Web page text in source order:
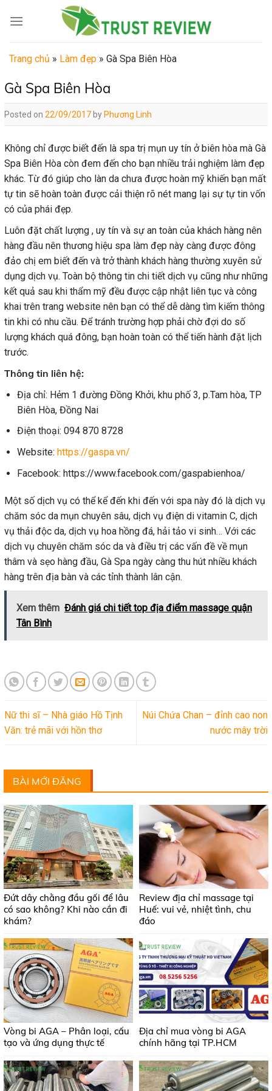
Trang chủ » Làm đẹp » Gà Spa Biên Hòa
Gà Spa Biên Hòa
Posted on 22/09/2017 by Phương Linh
Không chỉ được biết đến là spa trị mụn uy tín ở biên hòa mà Gà
Spa Biên Hòa còn đem đến cho bạn nhiều trải nghiệm làm đẹp
khác. Từ đó giúp cho làn da chưa được hoàn mỹ khiến bạn mất
tự tin sẽ hoàn toàn được cải thiện rõ nét mang lại sự tự tin vốn
có của phái đẹp.
Luôn đặt chất lượng , uy tín và sự an toàn của khách hàng nên
hàng đầu nên thương hiệu spa làm đẹp này càng được đông
đảo chị em biết đến và trở thành khách hàng thường xuyên sử
dụng dịch vụ. Toàn bộ thông tin chi tiết dịch vụ cũng như những
kết quả sau khi thẩm mỹ đều được cập nhật liên tục và công
khai trên trang website nên bạn có thể dễ dàng tìm kiếm thông
tin khi có nhu cầu. Để tránh trường hợp phải chờ đợi do số
lượng khách quá đông, bạn hoàn toàn có thể tiến hành đặt lịch
trước.
Thông tin liên hệ:
Địa chỉ: Hẻm 1 đường Đồng Khởi, khu phố 3, p.Tam hòa, TP
Biên Hòa, Đồng Nai
Điện thoại: 094 870 8728
Website: https://gaspa.vn/
Facebook: https://www.facebook.com/gaspabienhoa/
Một số dịch vụ có thể kể đến khi đến với spa này đó là dịch vụ
chăm sóc da mụn chuyên sâu, dịch vụ điện di vitamin C, dịch
vụ thải độc da, dịch vụ hoa hồng đá, hải tảo vi sinh… Với các
dịch vụ chuyên chăm sóc da và điều trị các vấn đề về mụn
thâm và sẹo hàng đầu, Gà Spa ngày càng thu hút nhiều khách
hàng trên địa bàn và các tỉnh thành lân cận.
Xem thêm Đánh giá chi tiết top địa điểm massage quận
Tân Bình
Nữ thi sĩ – Nhà giáo Hồ Tịnh
Văn: trẻ mãi với hồn thơ
Núi Chứa Chan – đỉnh cao non
nước mây trời
BÀI MỚI ĐĂNG
Đứt dây chằng đầu gối để lâu
có sao không? Khi nào cần đi
khám?
Review địa chỉ massage tại
Huế: vui vẻ, nhiệt tình, chu
đáo
Vòng bi AGA – Phân loại, cấu
tạo và ứng dụng thực tế
Địa chỉ mua vòng bi AGA
chính hãng tại TP.HCM